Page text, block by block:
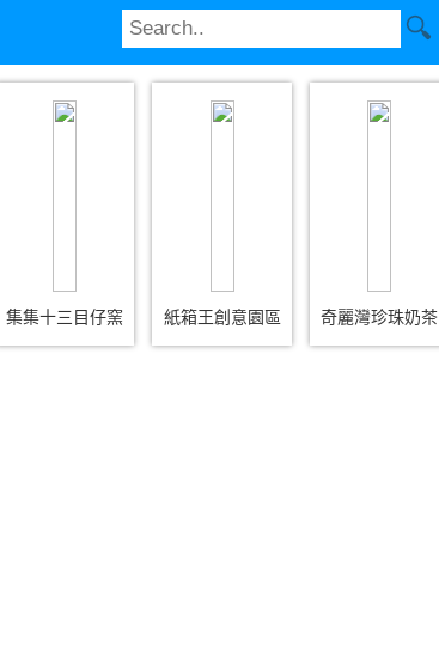
集集十三目仔窯 紙箱王創意園區 奇麗灣珍珠奶茶